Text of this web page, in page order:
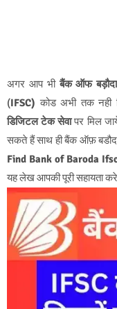
अगर आप भीबैंक ऑफ
(IFSC)कोड अभी तक नही
डिजिटल टेक सेवापर मिल
सकते हैं साथ ही बैंक ऑफ़
Find Bank of Baroda
यह लेख आपकी पूरी सहायता